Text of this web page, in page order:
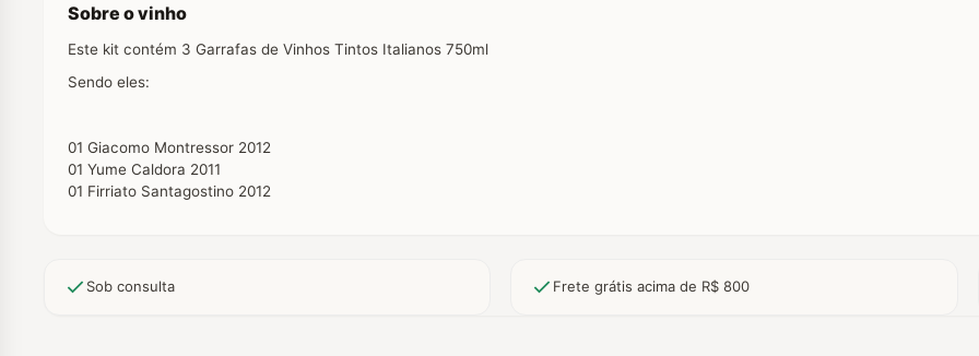
Sobre o vinho
Este kit contém 3 Garrafas de Vinhos Tintos Italianos 750ml
Sendo eles:
01 Giacomo Montressor 2012
01 Yume Caldora 2011
01 Firriato Santagostino 2012
Sob consulta Frete grátis acima de R$ 800